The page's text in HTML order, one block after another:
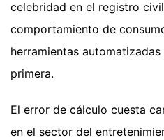
celebridad en el registro
comportamiento de
herramientas
primera.
El error de cálculo cuesta
en el sector del